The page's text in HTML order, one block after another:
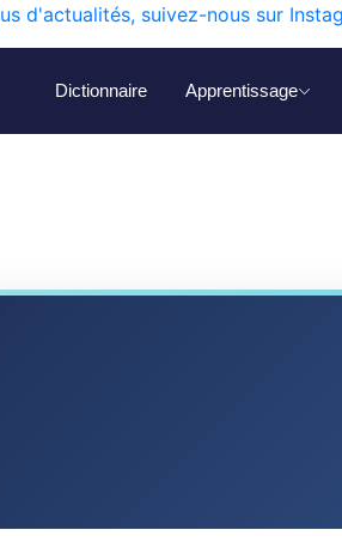
d'actualités, suivez-nous sur
Dictionnaire Apprentissage